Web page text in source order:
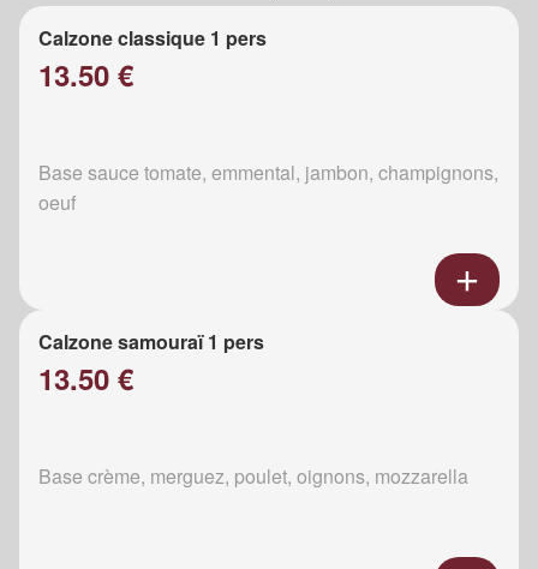
Calzone classique 1 pers
13.50 €
Base sauce tomate, emmental, jambon, champignons,
oeuf
Calzone samouraï 1 pers
13.50 €
Base crème, merguez, poulet, oignons, mozzarella